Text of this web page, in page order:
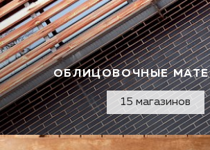
ОБЛИЦОВОЧНЫЕ
15 магазинов